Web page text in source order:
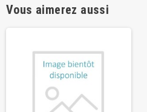
Vous aimerez aussi